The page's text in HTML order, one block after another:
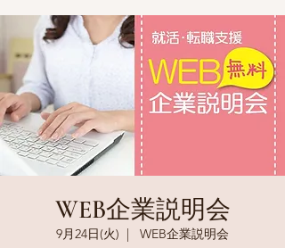
WEB企業説明会
9月24日(火)
  |
WEB企業説明会